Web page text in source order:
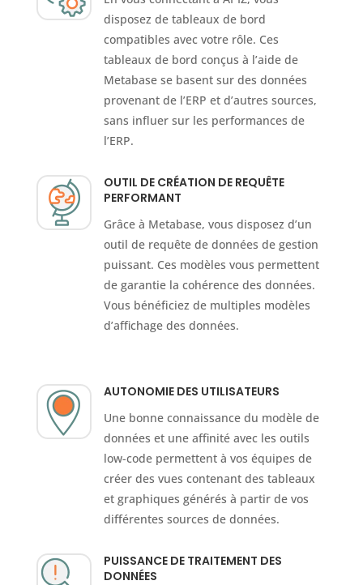
disposez de tableaux de bord
compatibles avec votre rôle. Ces
tableaux de bord conçus à l’aide de
Metabase se basent sur des données
provenant de l’ERP et d’autres sources,
sans influer sur les performances de
l’ERP.
OUTIL DE CRÉATION DE REQUÊTE
PERFORMANT
Grâce à Metabase, vous disposez d’un
outil de requête de données de gestion
puissant. Ces modèles vous permettent
de garantie la cohérence des données.
Vous bénéficiez de multiples modèles
d’affichage des données.
AUTONOMIE DES UTILISATEURS
Une bonne connaissance du modèle de
données et une affinité avec les outils
low-code permettent à vos équipes de
créer des vues contenant des tableaux
et graphiques générés à partir de vos
différentes sources de données.
PUISSANCE DE TRAITEMENT DES
DONNÉES